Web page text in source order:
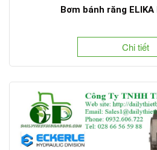
Bơm bánh răng ELIKA
Chi tiết